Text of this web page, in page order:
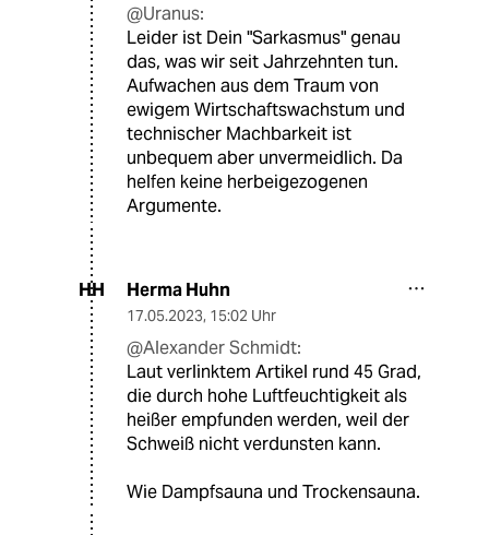
@Uranus:
Leider ist Dein "Sarkasmus" genau
das, was wir seit Jahrzehnten tun.
Aufwachen aus dem Traum von
ewigem Wirtschaftswachstum und
technischer Machbarkeit ist
unbequem aber unvermeidlich. Da
helfen keine herbeigezogenen
Argumente.
HH Herma Huhn
17.05.2023, 15:02 Uhr
@Alexander Schmidt:
Laut verlinktem Artikel rund 45 Grad,
die durch hohe Luftfeuchtigkeit als
heißer empfunden werden, weil der
Schweiß nicht verdunsten kann.
Wie Dampfsauna und Trockensauna.